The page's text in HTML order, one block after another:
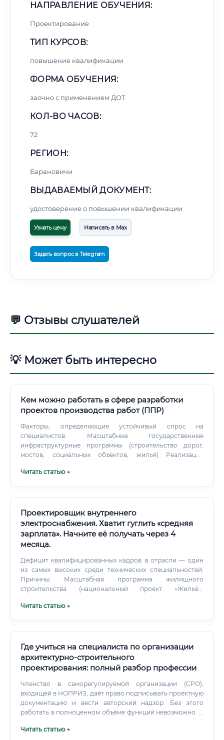
НАПРАВЛЕНИЕ ОБУЧЕНИЯ:
Проектирование
ТИП КУРСОВ:
повышение квалификации
ФОРМА ОБУЧЕНИЯ:
заочно с применением ДОТ
КОЛ-ВО ЧАСОВ:
72
РЕГИОН:
Барановичи
ВЫДАВАЕМЫЙ ДОКУМЕНТ:
удостоверение о повышении квалификации
Узнать цену Написать в Max
Задать вопрос в Telegram
💬 Отзывы слушателей
💡 Может быть интересно
Кем можно работать в сфере разработки
проектов производства работ (ППР)
Факторы, определяющие устойчивый спрос на
специалистов: Масштабные государственные
инфраструктурные программы (строительство дорог,
мостов, социальных объектов, жилья) Реализация
энергетики, металлургии Программы капитального
российские нормы и материалы Законодательное
требование обязательного наличия ППР на всех
значимых объектах строительства Кадровый дефицит: По
оценкам профессионального сообщества, в настоящее
время в России ощущается значительная нехватка
квалифицированных специалистов по разработке ППР,
особенно умеющих работать с BIM-технологиями и
сложными промышленными объектами. Это создаёт
благоприятные условия для входа в профессию и
Читать статью →
Проектировщик внутреннего
электроснабжения. Хватит гуглить «средняя
зарплата». Начните её получать через 4
месяца.
Дефицит квалифицированных кадров в отрасли — один
из самых высоких среди технических специальностей.
Причины: Масштабная программа жилищного
строительства (национальный проект «Жильё»)
экономики Обновление инфраструктуры ЖКХ Развитие
проектировщиках электрических разделов к 2030 году
вырастет на 25–35% относительно уровня 2022 года. Не
исчезнет ли профессия из-за ИИ ⚡ Это важный вопрос, и
ответ на него честный: ИИ изменит профессию, но не
уничтожит её.
Читать статью →
Где учиться на специалиста по организации
архитектурно-строительного
проектирования: полный разбор профессии
Членство в саморегулируемой организации (СРО),
входящей в НОПРИЗ, даёт право подписывать проектную
документацию и вести авторский надзор. Без этого
работать в полноценном объёме функций невозможно. В
отдельная дисциплина с развитой методологией.
Читать статью →